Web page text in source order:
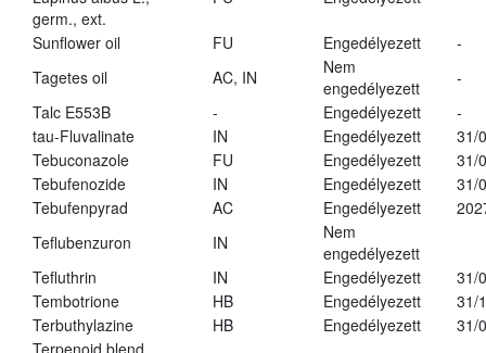
germ., ext.
Sunflower oil FU Engedélyezett
-
Tagetes oil
AC, IN
Nem
engedélyezett
-
Talc E553B
- Engedélyezett
-
tau-Fluvalinate
IN Engedélyezett
31/
Tebuconazole
FU Engedélyezett
31/
Tebufenozide
IN Engedélyezett
31/
Tebufenpyrad
AC Engedélyezett
Teflubenzuron
IN
Nem
engedélyezett
Tefluthrin
IN Engedélyezett
31/
Tembotrione
HB Engedélyezett
31/
Terbuthylazine
HB Engedélyezett
31/